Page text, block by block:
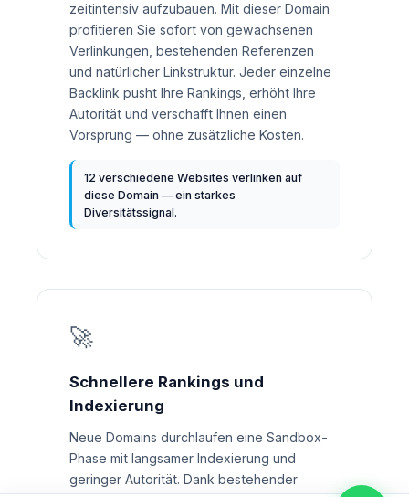
zeitintensiv aufzubauen. Mit dieser Domain
profitieren Sie sofort von gewachsenen
Verlinkungen, bestehenden Referenzen
und natürlicher Linkstruktur. Jeder einzelne
Backlink pusht Ihre Rankings, erhöht Ihre
Autorität und verschafft Ihnen einen
Vorsprung — ohne zusätzliche Kosten.
12 verschiedene Websites verlinken auf
diese Domain — ein starkes
Diversitätssignal.
🚀
Schnellere Rankings und
Indexierung
Neue Domains durchlaufen eine Sandbox-
Phase mit langsamer Indexierung und
geringer Autorität. Dank bestehender